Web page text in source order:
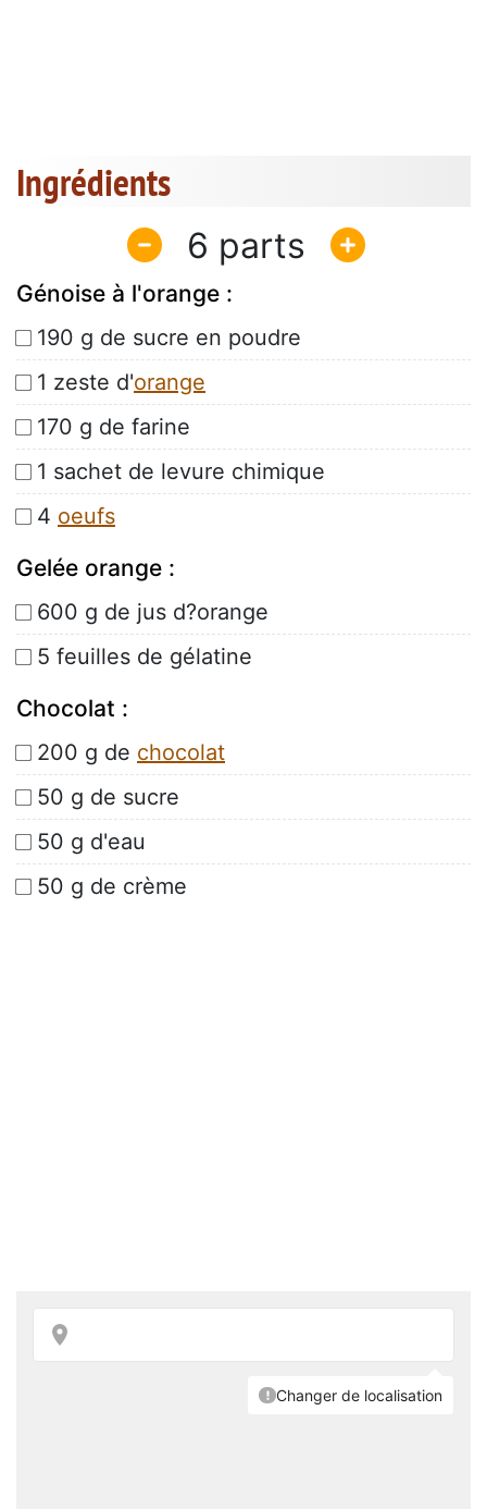
Ingrédients
6
Génoise à l'orange :
190 g de sucre en poudre
1 zeste d'orange
170 g de farine
1 sachet de levure chimique
4 oeufs
Gelée orange :
600 g de jus d?orange
5 feuilles de gélatine
Chocolat :
200 g de chocolat
50 g de sucre
50 g d'eau
50 g de crème